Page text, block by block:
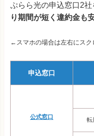
ぷらら光の申込窓口2社
り期間が短く違約金も
←スマホの場合は左右にス
申込窓口
公式窓口 転